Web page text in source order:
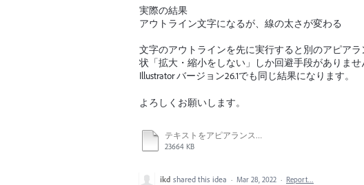
実際の結果
アウトライン文字になるが、線の太さが変わる
文字のアウトラインを先に実行すると別のアピア
状「拡大・縮小をしない」しか回避手段がありませ
Illustrator バージョン26.1でも同じ結果になります。
よろしくお願いします。
テキストをアピアランス分割+アウトラインした際、線の太さが変わる.mov
23664 KB
ikd shared this idea · Mar 28, 2022 · Report…